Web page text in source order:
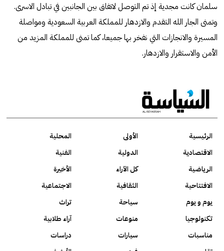
سلمان كانت مجدية إذ تم التوصل لاتفاق بين الجانبين في تبادل الاسرى.
وتمنى الجار الله التقدم والازدهار للمملكة العربية السعودية ومواصلة
المسيرة والانجازات التي نفخر بها جميعا، كما تمنى للمملكة المزيد من
الأمن والاستقرار والازدهار.
الرئيسية الأولى
المحلية
الاقتصادية
الدولية
الفنية
الرياضية
كل الآراء
الأخيرة
الافتتاحية
الثقافية
الاجتماعية
يوم و يوم
سياحة
تراث
تكنولوجيا
منوعات
آراء طلابية
مناسبات
سيارات
دراسات